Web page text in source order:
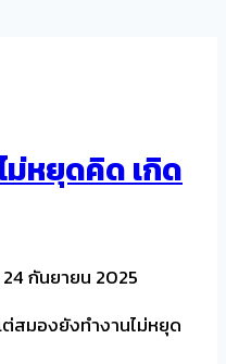
ม่หยุดคิด เกิด
24 กันยายน 2025
สมองยังทำงานไม่หยุด